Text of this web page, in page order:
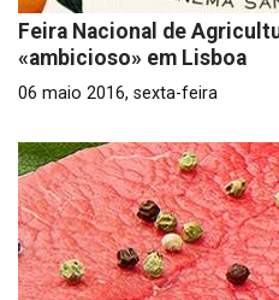
Feira Nacional de
«ambicioso» em Lisboa
06 maio 2016, sexta-feira